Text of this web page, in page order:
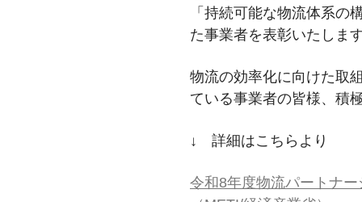
「持続可能な物流体系の
た事業者を表彰いたしま
物流の効率化に向けた取
ている事業者の皆様、積
↓ 詳細はこちらより
令和8年度物流パートナ